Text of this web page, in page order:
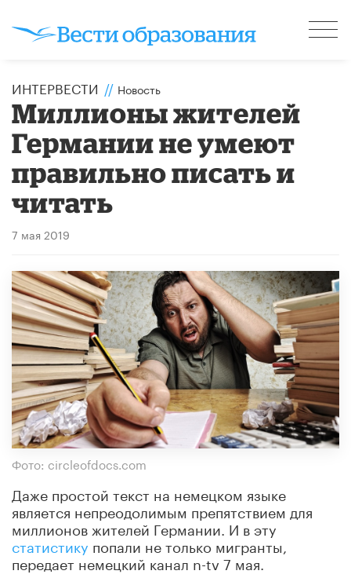
ИНТЕРВЕСТИ // Новость
Миллионы жителей
Германии не умеют
правильно писать и
читать
7 мая 2019
Фото: circleofdocs.com
Даже простой текст на немецком языке
является непреодолимым препятствием для
миллионов жителей Германии. И в эту
статистику попали не только мигранты,
передает немецкий канал n-tv 7 мая.